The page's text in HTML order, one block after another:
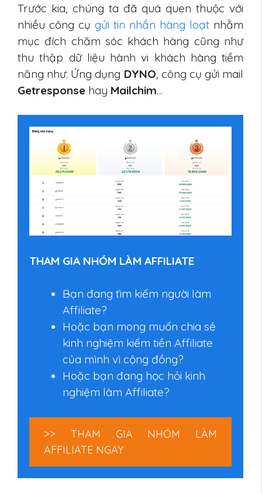
Trước kia, chúng ta đã quá quen thuộc với
nhiều công cụ gửi tin nhắn hàng loạt nhằm
mục đích chăm sóc khách hàng cũng như
thu thập dữ liệu hành vi khách hàng tiềm
năng như: Ứng dụng DYNO , công cụ gửi mail
Getresponse hay Mailchim…
THAM GIA NHÓM LÀM AFFILIATE
Bạn đang tìm kiếm người làm
Affiliate?
Hoặc bạn mong muốn chia sẻ
kinh nghiệm kiếm tiền Affiliate
của mình vì cộng đồng?
Hoặc bạn đang học hỏi kinh
nghiệm làm Affiliate?
>> THAM GIA NHÓM LÀM
AFFILIATE NGAY